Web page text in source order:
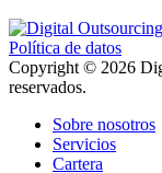
Política de datos
Copyright © 2026
reservados.
Sobre nosotros
Servicios
Cartera